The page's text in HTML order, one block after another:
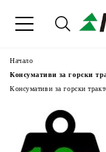
Начало
Консумативи за горски
Консумативи за горски